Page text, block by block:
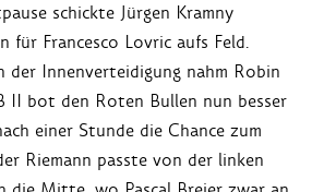
schickte Jürgen Kramny
für Francesco Lovric aufs Feld.
der Innenverteidigung nahm Robin
II bot den Roten Bullen nun besser
einer Stunde die Chance zum
Riemann passte von der linken